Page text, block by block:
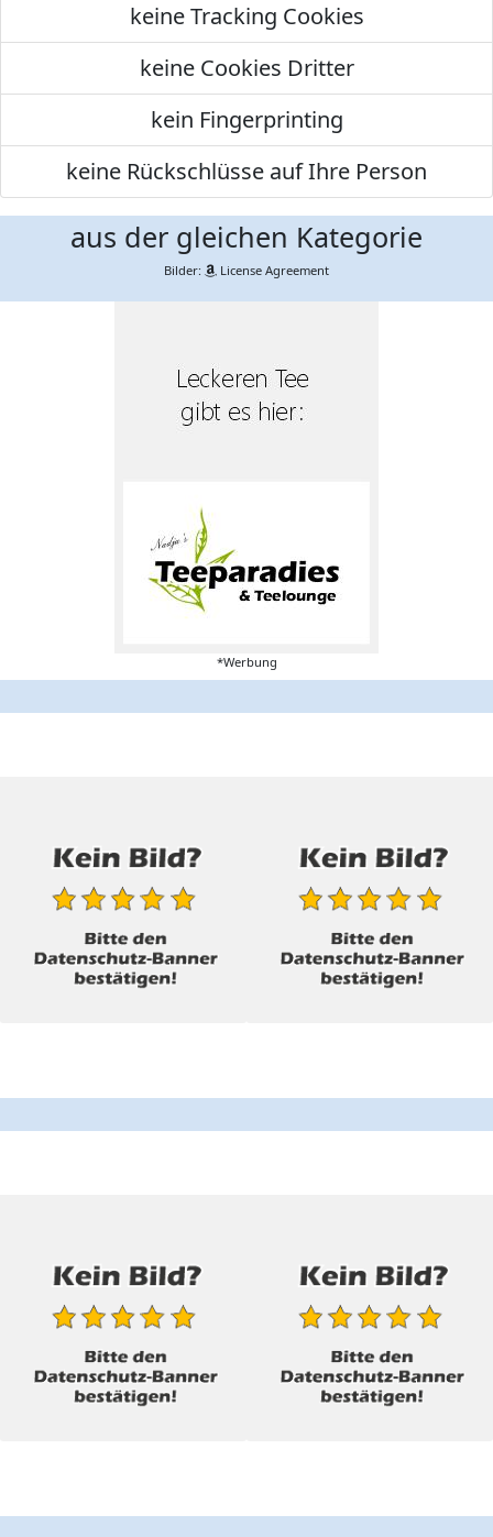
keine Tracking Cookies
keine Cookies Dritter
kein Fingerprinting
keine Rückschlüsse auf Ihre Person
aus der gleichen Kategorie
Bilder: License Agreement
*Werbung